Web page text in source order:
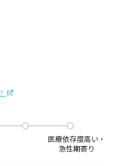
医療依存度高い・
急性期寄り